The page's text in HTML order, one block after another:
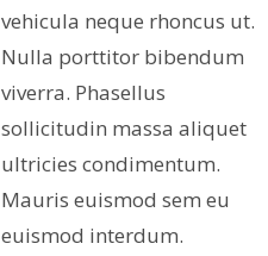
vehicula neque rhoncus ut.
Nulla porttitor bibendum
viverra. Phasellus
sollicitudin massa aliquet
ultricies condimentum.
Mauris euismod sem eu
euismod interdum.